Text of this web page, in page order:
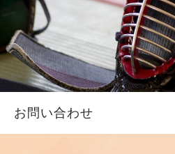
お問い合わせ